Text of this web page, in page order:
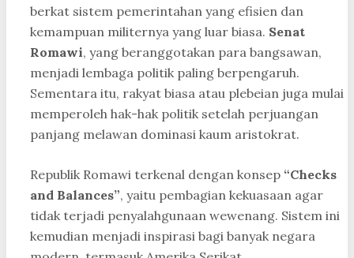
berkat sistem pemerintahan yang efisien dan
kemampuan militernya yang luar biasa. Senat
Romawi, yang beranggotakan para bangsawan,
menjadi lembaga politik paling berpengaruh.
Sementara itu, rakyat biasa atau plebeian juga mulai
memperoleh hak-hak politik setelah perjuangan
panjang melawan dominasi kaum aristokrat.
Republik Romawi terkenal dengan konsep “Checks
and Balances”, yaitu pembagian kekuasaan agar
tidak terjadi penyalahgunaan wewenang. Sistem ini
kemudian menjadi inspirasi bagi banyak negara